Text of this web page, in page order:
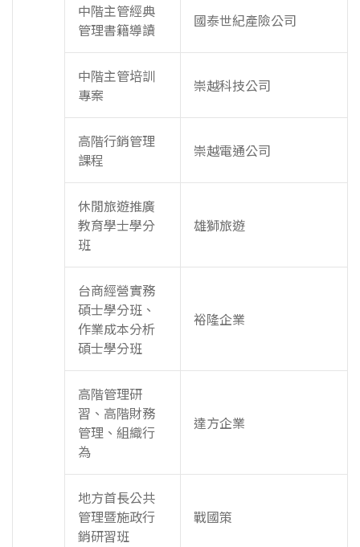
中階主管經典
管理書籍導讀
國泰世紀產險公司
中階主管培訓
專案
崇越科技公司
高階行銷管理
課程
崇越電通公司
休閒旅遊推廣
教育學士學分
班
雄獅旅遊
台商經營實務
碩士學分班、
作業成本分析
碩士學分班
裕隆企業
高階管理研
習、高階財務
管理、組織行
為
達方企業
地方首長公共
管理暨施政行
銷研習班
戰國策